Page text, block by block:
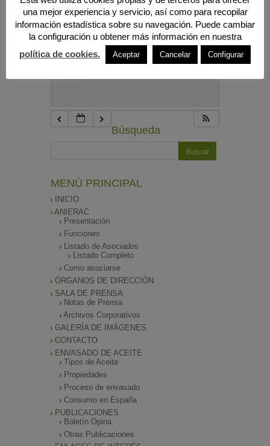
9:00 pm
10:00 pm
Búsqueda
MENÚ PRINCIPAL
INICIO
ANIERAC
Presentación
Funciones
Listado de Asociados
Listado Completo
Como asociarse
ÓRGANOS DE DIRECCIÓN
SALA DE PRENSA
Notas de Prensa
Archivos Corporativos
GALERÍA DE IMÁGENES
CONTACTO
ENVASADO DE ACEITE
Tipos de Aceite
Propiedades
Proceso de envasado
Consumo en España
PUBLICACIONES
Boletín Opina
Otras Publicaciones
una mejor experiencia y servicio, así como para recopilar
información estadística sobre su navegación. Puede cambiar
la configuración u obtener más información en nuestra
política de cookies.
Aceptar Cancelar Configurar